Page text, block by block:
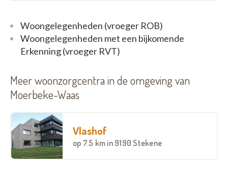
Woongelegenheden (vroeger ROB)
Woongelegenheden met een bijkomende
Erkenning (vroeger RVT)
Meer woonzorgcentra in de omgeving van
Moerbeke-Waas
Vlashof
op 7.5 km in 9190 Stekene